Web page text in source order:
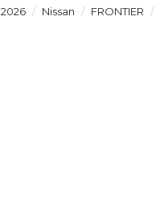
2026 Nissan FRONTIER